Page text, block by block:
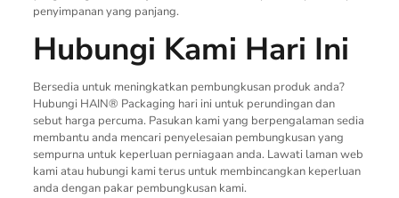
penyimpanan yang panjang.
Hubungi Kami Hari Ini
Bersedia untuk meningkatkan pembungkusan produk anda?
Hubungi HAIN® Packaging hari ini untuk perundingan dan
sebut harga percuma. Pasukan kami yang berpengalaman sedia
membantu anda mencari penyelesaian pembungkusan yang
sempurna untuk keperluan perniagaan anda. Lawati laman web
kami atau hubungi kami terus untuk membincangkan keperluan
anda dengan pakar pembungkusan kami.